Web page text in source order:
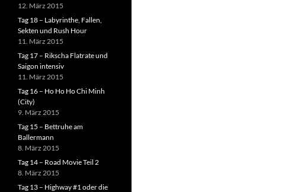
12. März 2015
Tag 18 – Labyrinthe, Fallen,
Sekten und Rush Hour
11. März 2015
Tag 17 – Rikscha Flatrate und
Saigon intensiv
11. März 2015
Tag 16 – Ho Ho Ho Chi Minh
(City)
9. März 2015
Tag 15 – Bettruhe am
Ballermann
8. März 2015
Tag 14 – Road Movie Teil 2
8. März 2015
Tag 13 – Highway #1 oder die